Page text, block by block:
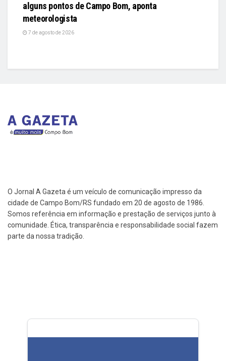
alguns pontos de Campo Bom, aponta
meteorologista
7 de agosto de 2026
O Jornal A Gazeta é um veículo de comunicação impresso da
cidade de Campo Bom/RS fundado em 20 de agosto de 1986.
Somos referência em informação e prestação de serviços junto à
comunidade. Ética, transparência e responsabilidade social fazem
parte da nossa tradição.